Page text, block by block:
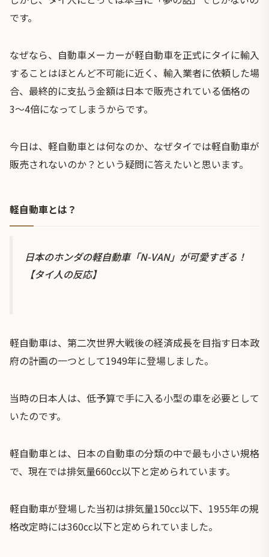
です。
なぜなら、自動車メーカーが軽自動車を正式にタイに輸入
することはほとんど不可能に近く、輸入業者に依頼した場
合、最終的に支払う金額は日本で販売されている価格の
3〜4倍になってしまうからです。
今日は、軽自動車とは何なのか、なぜタイでは軽自動車が
販売されないのか？という疑問に答えたいと思います。
軽自動車とは？
日本のホンダの軽自動車「N-VAN」が可愛すぎる！
【タイ人の反応】
軽自動車は、第二次世界大戦後の経済成長を目指す日本政
府の計画の一つとして1949年に登場しました。
当時の日本人は、低予算で手に入る小型の車を必要として
いたのです。
軽自動車とは、日本の自動車の分類の中で最も小さい規格
で、現在では排気量660cc以下と定められています。
軽自動車が登場した当初は排気量150cc以下、1955年の規
格改定時には360cc以下と定められていました。